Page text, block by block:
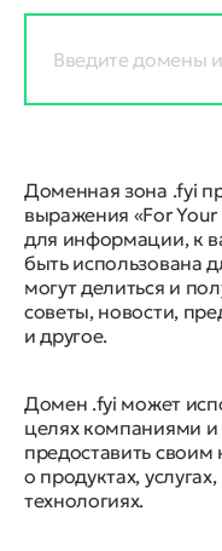
Доменная зона .fyi
выражения «For
для информации, к
быть использована
могут делиться и
советы, новости,
и другое.
Домен .fyi может
целях компаниями и
предоставить
о продуктах,
технологиях.